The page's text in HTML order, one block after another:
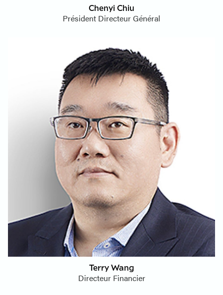
Chenyi Chiu
Président Directeur Général
Terry Wang
Directeur Financier